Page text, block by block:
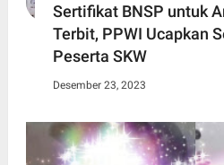
Sertifikat BNSP untuk
Terbit, PPWI Ucapkan
Peserta SKW
Desember 23, 2023